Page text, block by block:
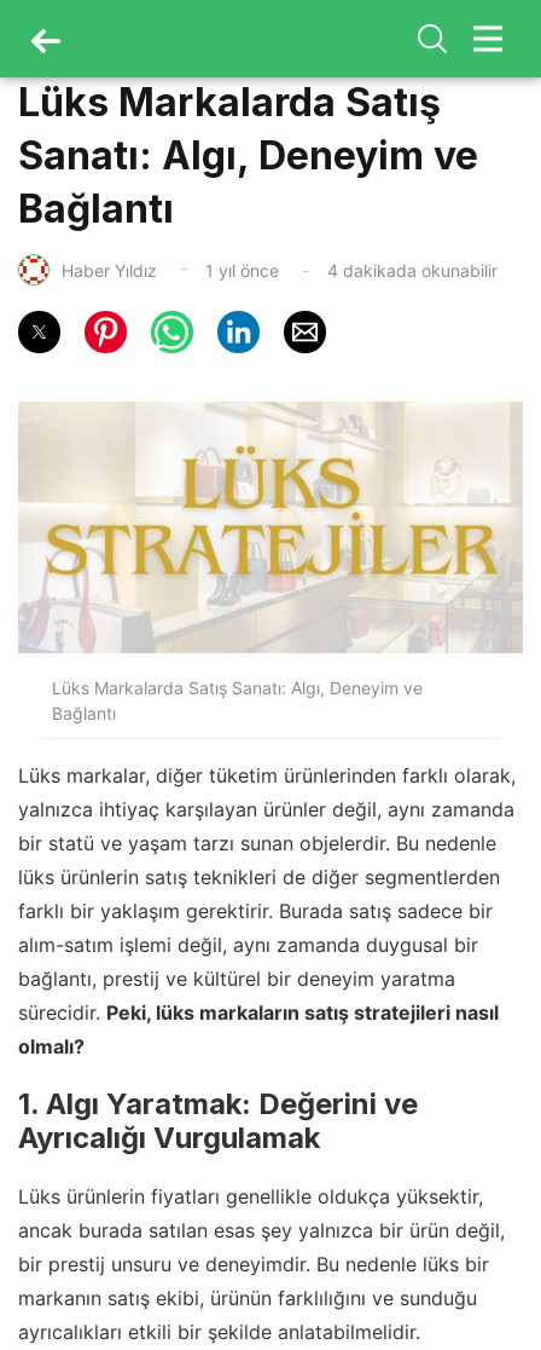
Lüks Markalarda Satış
Sanatı: Algı, Deneyim ve
Bağlantı
Haber Yıldız 1 yıl önce 4 dakikada okunabilir
Lüks Markalarda Satış Sanatı: Algı, Deneyim ve
Bağlantı
Lüks markalar, diğer tüketim ürünlerinden farklı olarak,
yalnızca ihtiyaç karşılayan ürünler değil, aynı zamanda
bir statü ve yaşam tarzı sunan objelerdir. Bu nedenle
lüks ürünlerin satış teknikleri de diğer segmentlerden
farklı bir yaklaşım gerektirir. Burada satış sadece bir
alım-satım işlemi değil, aynı zamanda duygusal bir
bağlantı, prestij ve kültürel bir deneyim yaratma
sürecidir. Peki, lüks markaların satış stratejileri nasıl
olmalı?
1. Algı Yaratmak: Değerini ve
Ayrıcalığı Vurgulamak
Lüks ürünlerin fiyatları genellikle oldukça yüksektir,
ancak burada satılan esas şey yalnızca bir ürün değil,
bir prestij unsuru ve deneyimdir. Bu nedenle lüks bir
markanın satış ekibi, ürünün farklılığını ve sunduğu
ayrıcalıkları etkili bir şekilde anlatabilmelidir.